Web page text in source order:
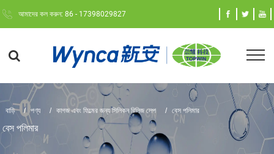
আমাদের কল করুন: 86 - 17398029827
বাড়ি পণ্য কাগজ এবং ফিল্মের জন্য সিলিকন রিলিজ লেপ বেস পলিমার
বেস পলিমার